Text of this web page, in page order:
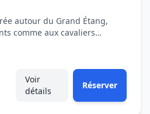
autour du Grand Étang,
comme aux cavaliers
Voir
détails
Réserver